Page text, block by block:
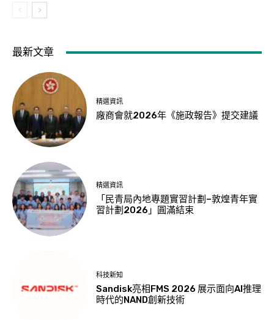
最新文章
精選資訊
廠商會就2026年《施政報告》提交建議
精選資訊
「民青局內地專題實習計劃–敦煌青年實
習計劃2026」圓滿結束
科技新知
Sandisk亮相FMS 2026 展示面向AI推理
時代的NAND創新技術